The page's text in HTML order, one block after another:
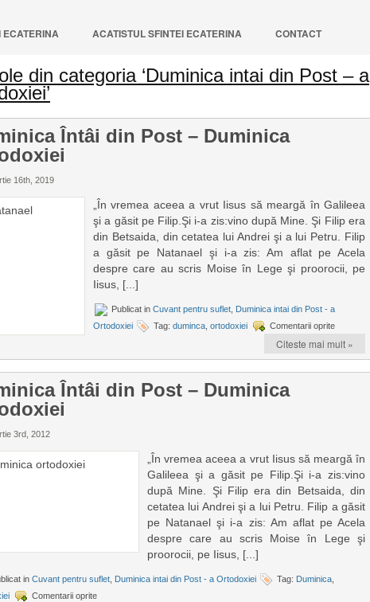
ECATERINA ACATISTUL SFINTEI ECATERINA CONTACT
din categoria ‘Duminica intai din Post – a
Întâi din Post – Duminica
16th, 2019
„În vremea aceea a vrut Iisus să meargă în Galileea
şi a găsit pe Filip.Şi i-a zis:vino după Mine. Şi Filip era
din Betsaida, din cetatea lui Andrei şi a lui Petru. Filip
a găsit pe Natanael şi i-a zis: Am aflat pe Acela
despre care au scris Moise în Lege şi proorocii, pe
Iisus, [...]
Publicat in Cuvant pentru suflet Duminica intai din Post - a
Ortodoxiei
Tag: duminca ortodoxiei Comentarii oprite
Citeste mai mult »
Întâi din Post – Duminica
3rd, 2012
„În vremea aceea a vrut Iisus să meargă în
Galileea şi a găsit pe Filip.Şi i-a zis:vino
după Mine. Şi Filip era din Betsaida, din
cetatea lui Andrei şi a lui Petru. Filip a găsit
pe Natanael şi i-a zis: Am aflat pe Acela
despre care au scris Moise în Lege şi
proorocii, pe Iisus, [...]
in Cuvant pentru suflet Duminica intai din Post - a Ortodoxiei Tag: Duminica
Comentarii oprite